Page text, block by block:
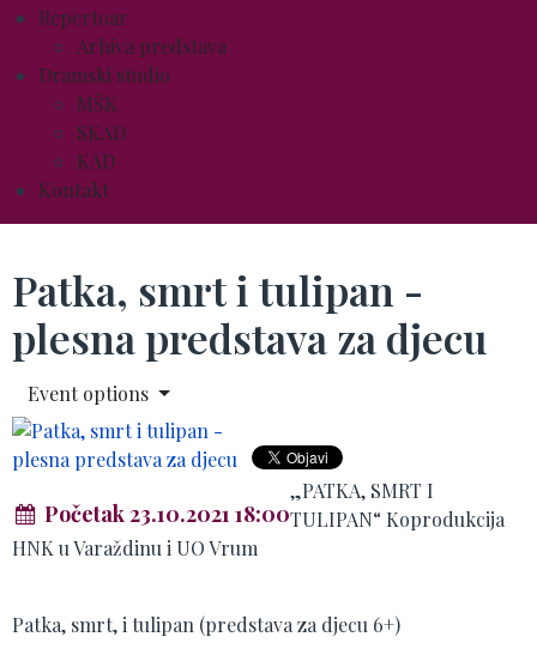
Repertoar
Arhiva predstava
Dramski studio
MŠK
SKAD
KAD
Kontakt
Patka, smrt i tulipan -
plesna predstava za djecu
Event options
Početak 23.10.2021 18:00
„PATKA, SMRT I
TULIPAN“ Koprodukcija
HNK u Varaždinu i UO Vrum
Patka, smrt, i tulipan (predstava za djecu 6+)